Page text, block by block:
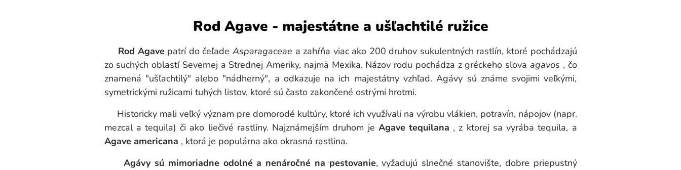
Rod Agave - majestátne a ušľachtilé ružice
Rod Agave patrí do čeľadeAsparagaceae a zahŕňa viac ako 200 druhov sukulentných rastlín, ktoré pochádzajú
zo suchých oblastí Severnej a Strednej Ameriky, najmä Mexika. Názov rodu pochádza z gréckeho slova agavos , čo
znamená "ušľachtilý" alebo "nádherný", a odkazuje na ich majestátny vzhľad. Agávy sú známe svojimi veľkými,
symetrickými ružicami tuhých listov, ktoré sú často zakončené ostrými hrotmi.
Historicky mali veľký význam pre domorodé kultúry, ktoré ich využívali na výrobu vlákien, potravín, nápojov (napr.
mezcal a tequila) či ako liečivé rastliny. Najznámejším druhom je Agave tequilana , z ktorej sa vyrába tequila, a
Agave americana , ktorá je populárna ako okrasná rastlina.
Agávy sú mimoriadne odolné a nenáročné na pestovanie, vyžadujú slnečné stanovište, dobre priepustný